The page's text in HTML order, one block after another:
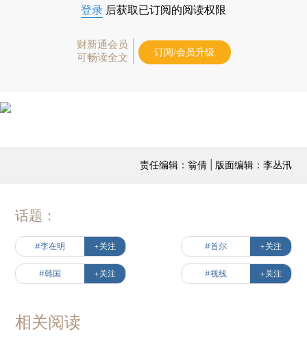
登录 后获取已订阅的阅读权限
财新通会员
可畅读全文
订阅/会员升级
责任编辑：翁倩 | 版面编辑：李丛汛
话题：
#李在明 +关注 #首尔 +关注
#韩国 +关注 #视线 +关注
相关阅读